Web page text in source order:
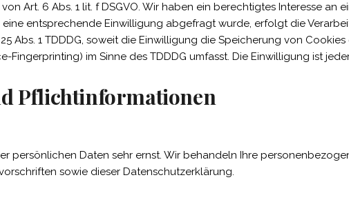
Art. 6 Abs. 1 lit. f DSGVO. Wir haben ein berechtigtes Interesse an
entsprechende Einwilligung abgefragt wurde, erfolgt die
Abs. 1 TDDDG, soweit die Einwilligung die Speicherung von
Fingerprinting) im Sinne des TDDDG umfasst. Die Einwilligung ist
Pflicht­informationen
persönlichen Daten sehr ernst. Wir behandeln Ihre
sowie dieser Datenschutzerklärung.